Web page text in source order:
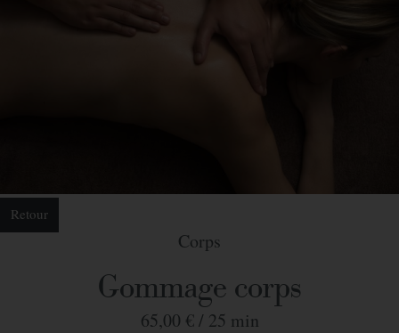
BONS CADEAUX
Retour
Corps
Gommage corps
65,00 € / 25 min